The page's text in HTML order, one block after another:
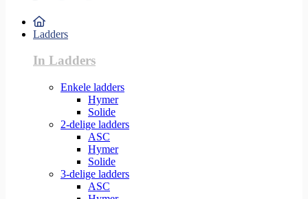
Ladders
In Ladders
Enkele ladders
Hymer
Solide
2-delige ladders
ASC
Hymer
Solide
3-delige ladders
ASC